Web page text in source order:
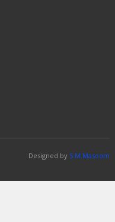
Designed by S.M.Masoom